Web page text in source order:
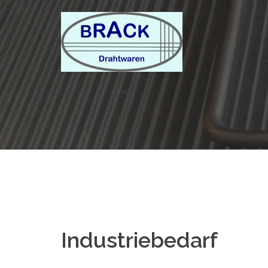
zum
Inhalt
Industriebedarf